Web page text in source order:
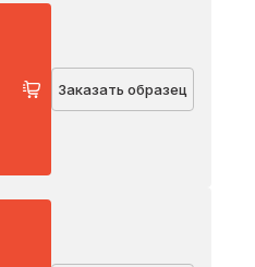
Заказать образец